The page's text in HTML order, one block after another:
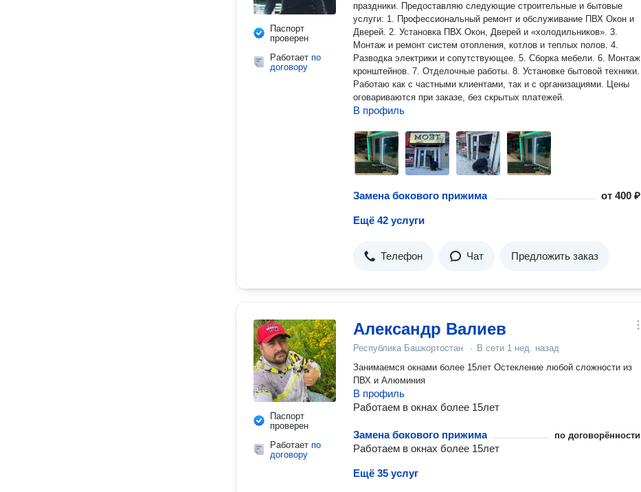
Паспорт
проверен
Работает по
договору
праздники. Предоставляю следующие строительные и бытовые
услуги: 1. Профессиональный ремонт и обслуживание ПВХ Окон и
Дверей. 2. Установка ПВХ Окон, Дверей и «холодильников». 3.
Монтаж и ремонт систем отопления, котлов и теплых полов. 4.
Разводка электрики и сопутствующее. 5. Сборка мебели. 6. Монтаж
кронштейнов. 7. Отделочные работы. 8. Установке бытовой техники.
Работаю как с частными клиентами, так и с организациями. Цены
оговариваются при заказе, без скрытых платежей.
В профиль
Замена бокового прижима от400 ₽
Ещё 42 услуги
Телефон Чат Предложить заказ
Паспорт
проверен
Работает по
договору
Александр Валиев
Республика Башкортостан · В сети 1 нед. назад
Занимаемся окнами более 15лет Остекление любой сложности из
ПВХ и Алюминия
В профиль
Работаем в окнах более 15лет
Замена бокового прижима по договорённости
Работаем в окнах более 15лет
Ещё 35 услуг